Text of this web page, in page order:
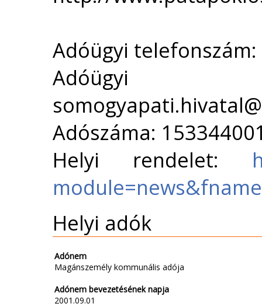
Adóügyi
Adóügyi
Adószáma:
Helyi rendelet:
Helyi adók
Adónem
Magánszemély kommunális adója
Adónem bevezetésének napja
2001.09.01